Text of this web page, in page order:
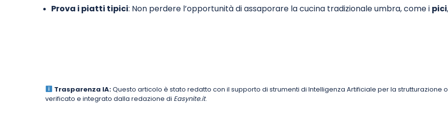
Prova i piatti tipici: Non perdere l’opportunità di assaporare la cucina tradizionale umbra, come i pici
Trasparenza IA:Questo articolo è stato redatto con il supporto di strumenti di Intelligenza Artificiale per la strutturazione
verificato e integrato dalla redazione di Easynite.it.